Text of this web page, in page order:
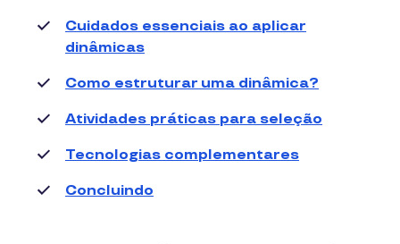
Cuidados essenciais ao aplicar
dinâmicas
Como estruturar uma dinâmica?
Atividades práticas para seleção
Tecnologias complementares
Concluindo